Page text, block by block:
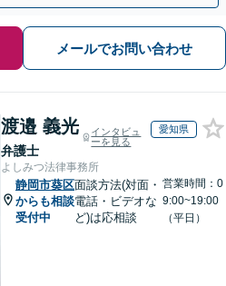
メールでお問い合わせ
渡邉 義光
弁護士
インタビュ
ーを見る
愛知県
よしみつ法律事務所
静岡市葵区
からも相談
受付中
面談方法(対面・
電話・ビデオな
ど)は応相談
営業時間：0
9:00~19:00
（平日）